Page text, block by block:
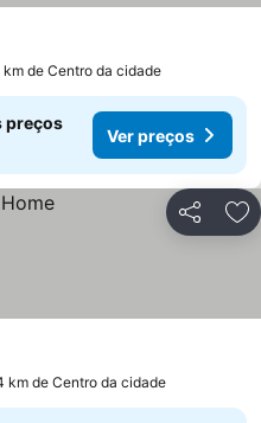
km de Centro da cidade
preços
Ver preços
Partilhar
km de Centro da cidade